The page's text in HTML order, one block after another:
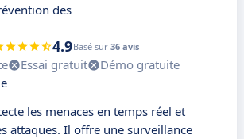
des
4.9Basé sur 36 avis
Essai gratuit
Démo gratuite
les menaces en temps réel et
attaques. Il offre une surveillance